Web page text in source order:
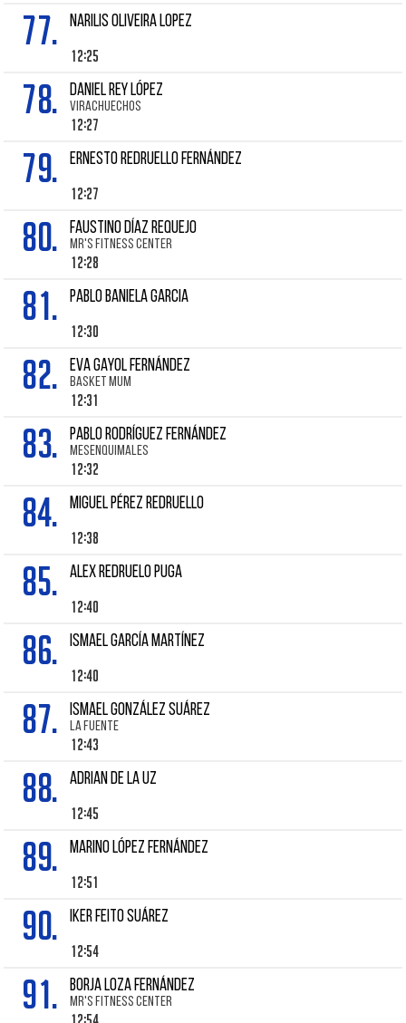
77. NARILIS OLIVEIRA LOPEZ
12:25
78. DANIEL REY LÓPEZ
VIRACHUECHOS
12:27
79. ERNESTO REDRUELLO FERNÁNDEZ
12:27
80. FAUSTINO DÍAZ REQUEJO
MR'S FITNESS CENTER
12:28
81. PABLO BANIELA GARCIA
12:30
82. EVA GAYOL FERNÁNDEZ
BASKET MUM
12:31
83. PABLO RODRÍGUEZ FERNÁNDEZ
MESENQUIMALES
12:32
84. MIGUEL PÉREZ REDRUELLO
12:38
85. Alex REDRUELO PUGA
12:40
86. ISMAEL GARCÍA MARTÍNEZ
12:40
87. ISMAEL GONZÁLEZ SUÁREZ
LA FUENTE
12:43
88. Adrian DE LA UZ
12:45
89. MARINO LÓPEZ FERNÁNDEZ
12:51
90. IKER FEITO SUÁREZ
12:54
91. BORJA LOZA FERNÁNDEZ
MR'S FITNESS CENTER